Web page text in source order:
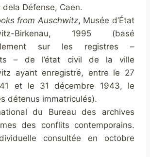
dela Défense, Caen.
from Auschwitz, Musée d’État
Birkenau, 1995 (basé
sur les registres –
– de l’état civil de la ville
ayant enregistré, entre le 27
et le 31 décembre 1943, le
détenus immatriculés).
du Bureau des archives
des conflits contemporains.
consultée en octobre